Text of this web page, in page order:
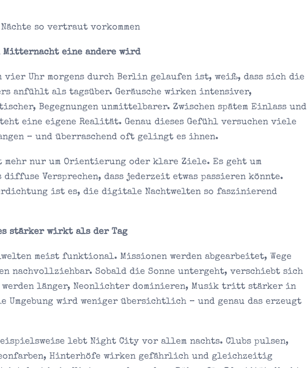
so vertraut vorkommen
Mitternacht eine andere wird
vier Uhr morgens durch Berlin gelaufen ist, weiß, dass sich die
anfühlt als tagsüber. Geräusche wirken intensiver,
Begegnungen unmittelbarer. Zwischen spätem Einlass und
eine eigene Realität. Genau dieses Gefühl versuchen viele
– und überraschend oft gelingt es ihnen.
mehr nur um Orientierung oder klare Ziele. Es geht um
diffuse Versprechen, dass jederzeit etwas passieren könnte.
ist es, die digitale Nachtwelten so faszinierend
stärker wirkt als der Tag
meist funktional. Missionen werden abgearbeitet, Wege
nachvollziehbar. Sobald die Sonne untergeht, verschiebt sich
werden länger, Neonlichter dominieren, Musik tritt stärker in
Umgebung wird weniger übersichtlich – und genau das erzeugt
lebt Night City vor allem nachts. Clubs pulsen,
Hinterhöfe wirken gefährlich und gleichzeitig